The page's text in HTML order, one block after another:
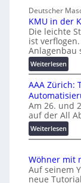
Deutscher
KMU in der
Die leichte
ist
Anlagenbau
Weiterlesen:
K
M
U
i
n
d
e
K
o
AAA Zürich:
Am 26. und
auf der All
Weiterlesen:
A
A
Z
Wöhner mit
Auf seinem
neue